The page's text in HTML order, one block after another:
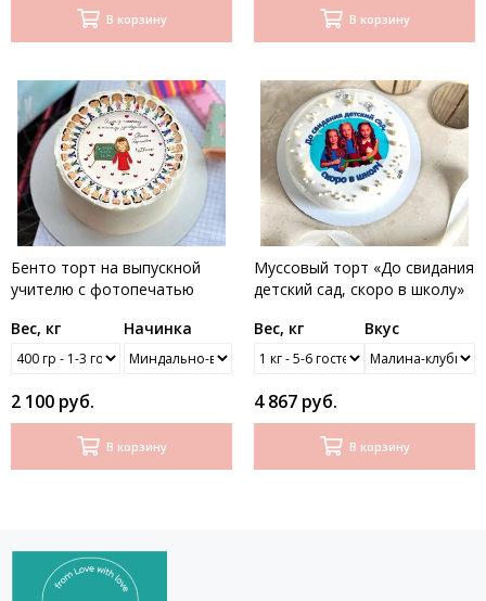
В корзину В корзину
Бенто торт на выпускной
учителю с фотопечатью
Вес, кг
Начинка
2 100 руб.
В корзину
Муссовый торт «До свидания
детский сад, скоро в школу»
Вес, кг
Вкус
4 867 руб.
В корзину